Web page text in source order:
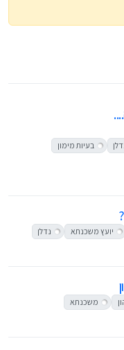
בעיות מימון
יועץ משכנתא
נדלן
משכנתא